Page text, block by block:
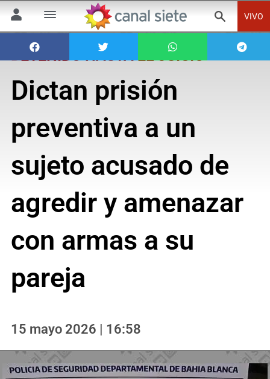
VIVO
DETENIDO HASTA EL JUICIO
Dictan prisión
preventiva a un
sujeto acusado de
agredir y amenazar
con armas a su
pareja
15 mayo 2026 | 16:58